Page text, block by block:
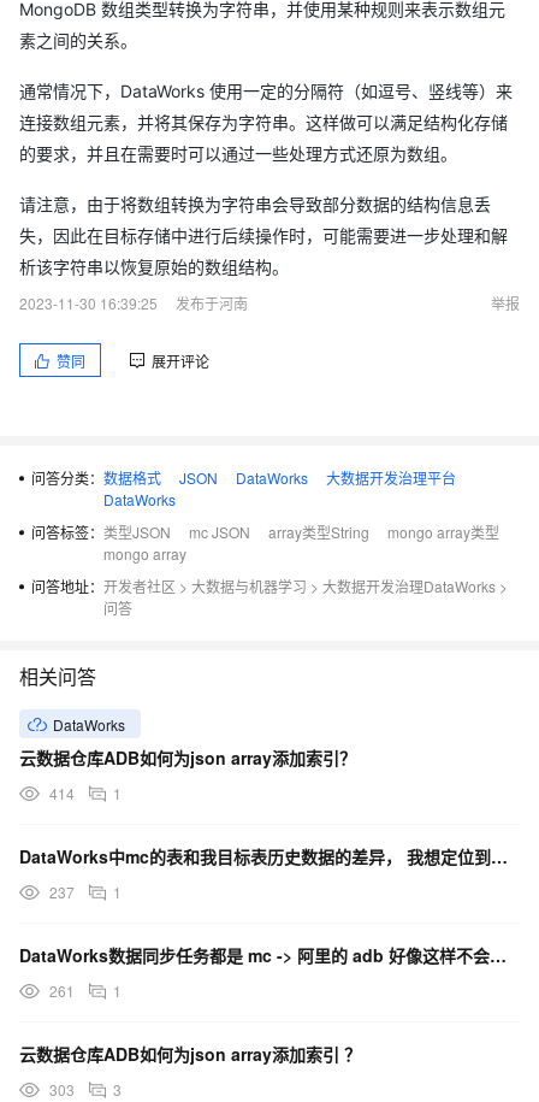
MongoDB 数组类型转换为字符串，并使用某种规则来表示数组元
素之间的关系。
通常情况下，DataWorks 使用一定的分隔符（如逗号、竖线等）来
连接数组元素，并将其保存为字符串。这样做可以满足结构化存储
的要求，并且在需要时可以通过一些处理方式还原为数组。
请注意，由于将数组转换为字符串会导致部分数据的结构信息丢
失，因此在目标存储中进行后续操作时，可能需要进一步处理和解
析该字符串以恢复原始的数组结构。
2023-11-30 16:39:25
发布于河南 举报
赞同 展开评论
问答分类： 数据格式 JSON DataWorks
大数据开发治理平台
DataWorks
问答标签： 类型JSON mc JSON array类型String
mongo array类型
mongo array
问答地址： 开发者社区 > 大数据与机器学习 > 大数据开发治理DataWorks >
问答
相关问答
DataWorks
云数据仓库ADB如何为json array添加索引？
414 1
DataWorks中mc的表和我目标表历史数据的差异， 我想定位到是我同步任务的问题？
237 1
DataWorks数据同步任务都是 mc -> 阿里的 adb 好像这样不会产生公网流量费用？
261 1
云数据仓库ADB如何为json array添加索引 ？
303 3